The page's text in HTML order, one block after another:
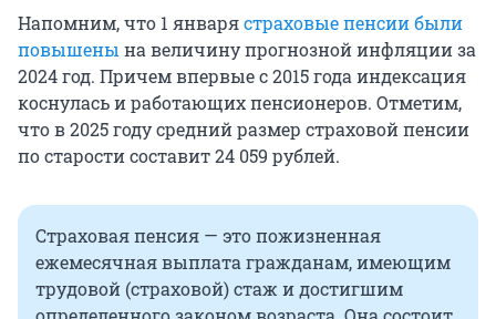
Напомним, что 1 январястраховые пенсии были
повышены на величину прогнозной инфляции за
2024 год. Причем впервые с 2015 года индексация
коснулась и работающих пенсионеров. Отметим,
что в 2025 году средний размер страховой пенсии
по старости составит 24 059 рублей.
Страховая пенсия — это пожизненная
ежемесячная выплата гражданам, имеющим
трудовой (страховой) стаж и достигшим